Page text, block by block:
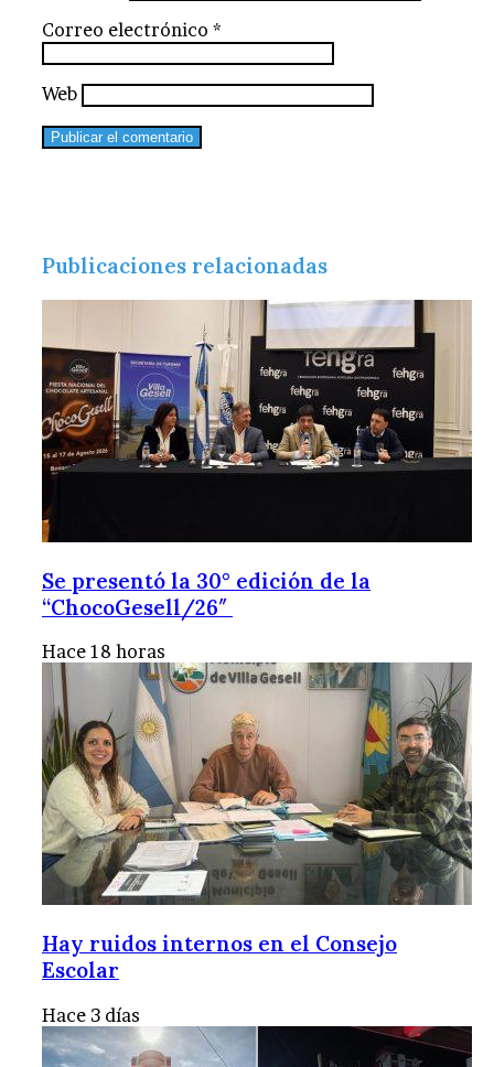
Correo electrónico *
Web
Publicaciones relacionadas
Se presentó la 30° edición de la
“ChocoGesell/26″
Hace 18 horas
Hay ruidos internos en el Consejo
Escolar
Hace 3 días